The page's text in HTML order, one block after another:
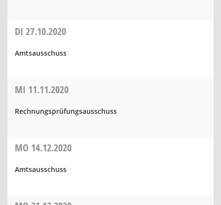
DI 27.10.2020
Amtsausschuss
MI 11.11.2020
Rechnungsprüfungsausschuss
MO 14.12.2020
Amtsausschuss